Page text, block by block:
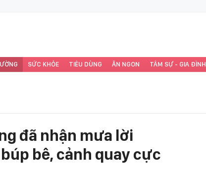
SỨC KHỎE TIÊU DÙNG ĂN NGON TÂM SỰ - GIA ĐÌNH
đã nhận mưa lời
bê, cảnh quay cực